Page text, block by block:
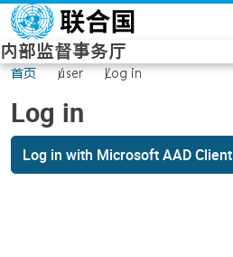
Skip to main content
内部监督事务厅
首页 user Log in
Log in
Log in with Microsoft AAD Client